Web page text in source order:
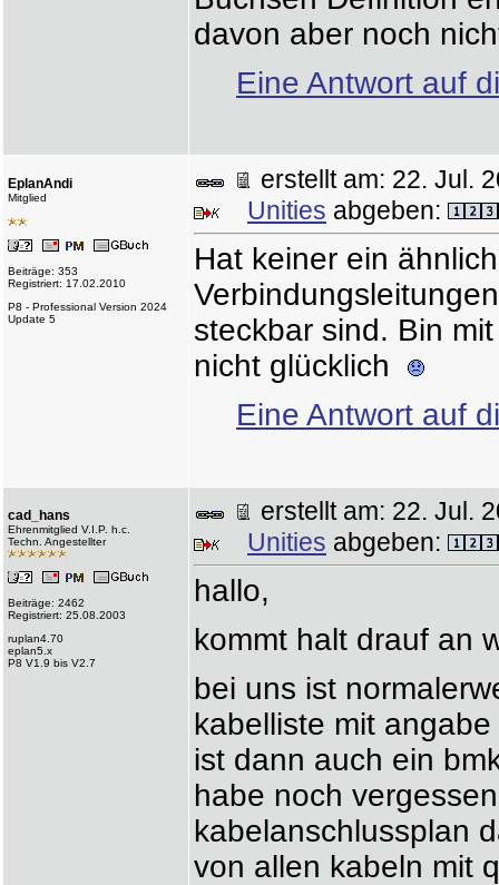
davon aber noch
Eine Antwort auf
EplanAndi
Mitglied
Beiträge: 353
Registriert: 17.02.2010
P8 - Professional Version 2024
Update 5
erstellt am: 22.
Unities abgeben:
Hat keiner ein
steckbar sind. Bin
nicht glücklich
Eine Antwort auf
cad_hans
Ehrenmitglied V.I.P. h.c.
Techn. Angestellter
Beiträge: 2462
Registriert: 25.08.2003
ruplan4.70
eplan5.x
P8 V1.9 bis V2.7
erstellt am: 22.
Unities abgeben:
hallo,
kommt halt drauf an
bei uns ist
kabelliste mit
ist dann auch ein
habe noch
kabelanschlussplan
von allen kabeln mit